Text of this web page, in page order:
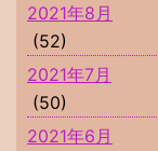
2021年8月
(52)
2021年7月
(50)
2021年6月